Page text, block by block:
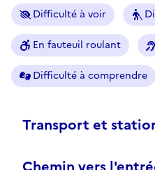
Difficulté à voir
En fauteuil roulant
Difficulté à comprendre
Transport et